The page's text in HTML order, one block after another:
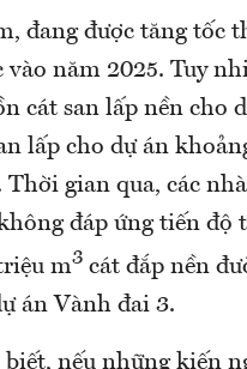
đang được tăng tốc
năm 2025. Tuy
cát san lấp nền cho
lấp cho dự án
gian qua, các
đáp ứng tiến độ
m3 cát đắp nền
án Vành đai 3.
nếu những kiến